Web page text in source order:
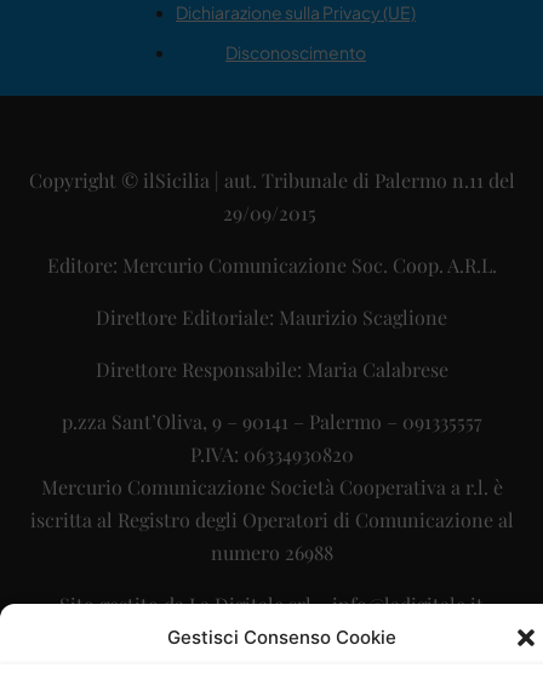
Gestisci Consenso Cookie
Dichiarazione sulla Privacy (UE)
Disconoscimento
Copyright © ilSicilia | aut. Tribunale di Palermo n.11 del
29/09/2015
Editore: Mercurio Comunicazione Soc. Coop. A.R.L.
Direttore Editoriale: Maurizio Scaglione
Direttore Responsabile: Maria Calabrese
p.zza Sant’Oliva, 9 – 90141 – Palermo – 091335557
P.IVA: 06334930820
Mercurio Comunicazione Società Cooperativa a r.l. è
iscritta al Registro degli Operatori di Comunicazione al
numero 26988
Sito gestito daLa Digitale srl–info@ladigitale.it